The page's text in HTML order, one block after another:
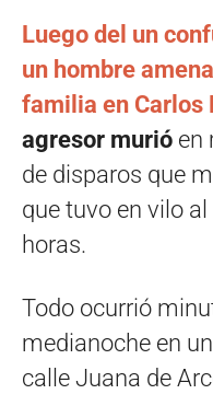
Luego del un
un hombre
familia en Carlos
agresor murió en
de disparos que
que tuvo en vilo
horas.
Todo ocurrió
medianoche en
calle Juana de